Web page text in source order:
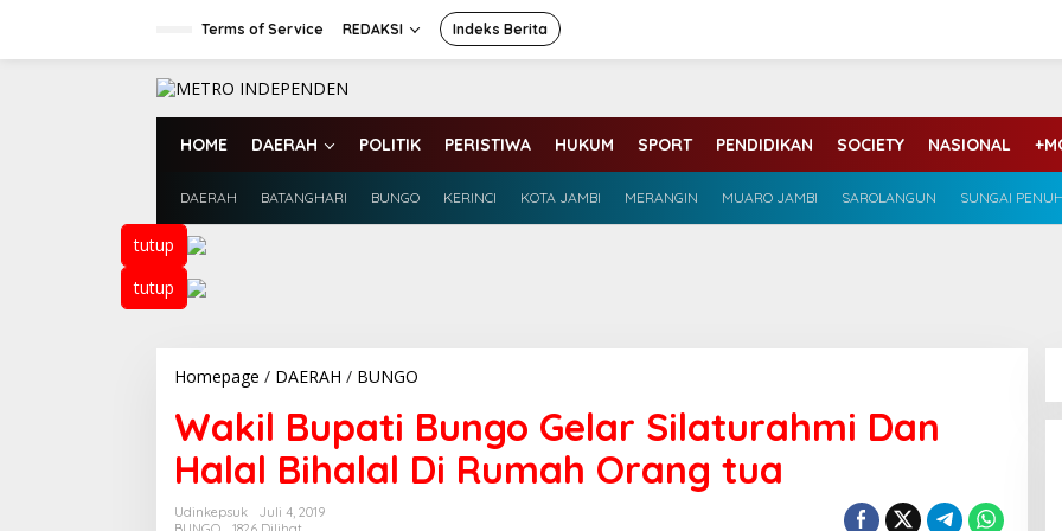
Terms of Service REDAKSI Indeks Berita
HOME DAERAH POLITIK PERISTIWA HUKUM SPORT PENDIDIKAN SOCIETY NASIONAL
DAERAH BATANGHARI BUNGO KERINCI KOTA JAMBI MERANGIN MUARO JAMBI SAROLANGUN SUNGAI PENUH
tutup
tutup
Homepage / DAERAH / BUNGO
k
i
l
B
Wakil Bupati Bungo Gelar Silaturahmi Dan
Halal Bihalal Di Rumah Orang tua
Udinkepsuk
Juli 4, 2019